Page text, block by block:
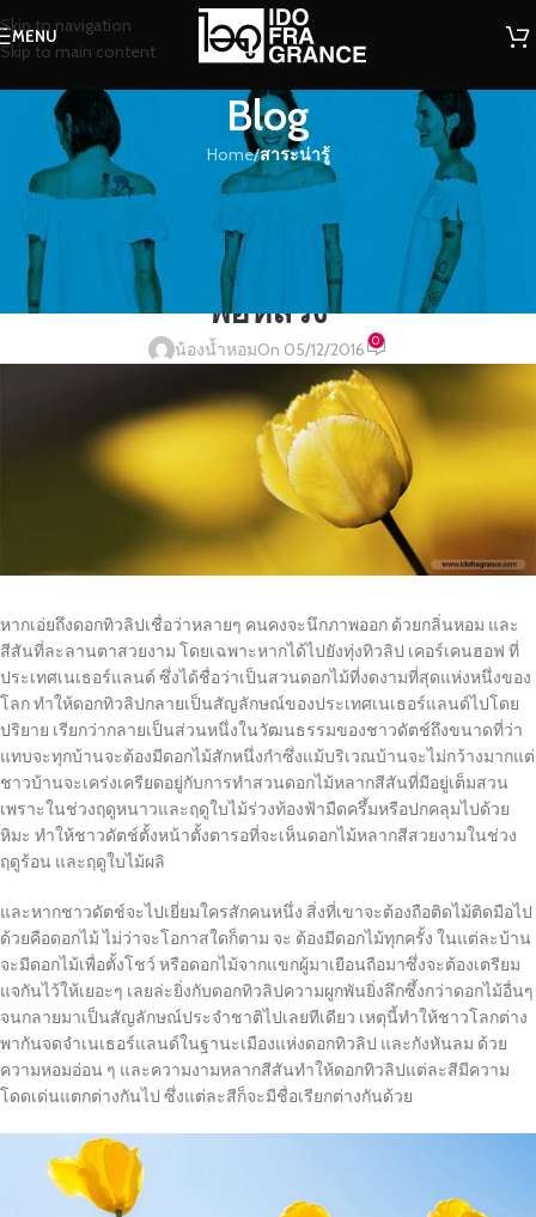
Skip to navigation
Skip to main content
MENU
Blog
Home/สาระน่ารู้
สาระน่ารู้
หอมดอกทิวลิป สายพันธุ์ใหม่ “คิง
ภูมิพล” ที่ได้รับพระราชทานชื่อจาก
“พ่อหลวง”
น้องน้ำหอมOn 05/12/2016 0
หากเอ่ยถึงดอกทิวลิปเชื่อว่าหลายๆ คนคงจะนึกภาพออก ด้วยกลิ่นหอม และ
สีสันที่ละลานตาสวยงาม โดยเฉพาะหากได้ไปยังทุ่งทิวลิป เคอร์เคนฮอฟ ที่
ประเทศเนเธอร์แลนด์ ซึ่งได้ชื่อว่าเป็นสวนดอกไม้ที่งดงามที่สุดแห่งหนึ่งของ
โลก ทำให้ดอกทิวลิปกลายเป็นสัญลักษณ์ของประเทศเนเธอร์แลนด์ไปโดย
ปริยาย เรียกว่ากลายเป็นส่วนหนึ่งในวัฒนธรรมของชาวดัตช์ถึงขนาดที่ว่า
แทบจะทุกบ้านจะต้องมีดอกไม้สักหนึ่งกำซึ่งแม้บริเวณบ้านจะไม่กว้างมากแต่
ชาวบ้านจะเคร่งเครียดอยู่กับการทำสวนดอกไม้หลากสีสันที่มีอยู่เต็มสวน
เพราะในช่วงฤดูหนาวและฤดูใบไม้ร่วงท้องฟ้ามืดครึ้มหรือปกคลุมไปด้วย
หิมะ ทำให้ชาวดัตช์ตั้งหน้าตั้งตารอที่จะเห็นดอกไม้หลากสีสวยงามในช่วง
ฤดูร้อน และฤดูใบไม้ผลิ
และหากชาวดัตช์จะไปเยี่ยมใครสักคนหนึ่ง สิ่งที่เขาจะต้องถือติดไม้ติดมือไป
ด้วยคือดอกไม้ ไม่ว่าจะโอกาสใดก็ตาม จะ ต้องมีดอกไม้ทุกครั้ง ในแต่ละบ้าน
จะมีดอกไม้เพื่อตั้งโชว์ หรือดอกไม้จากแขกผู้มาเยือนถือมาซึ่งจะต้องเตรียม
แจกันไว้ให้เยอะๆ เลยล่ะยิ่งกับดอกทิวลิปความผูกพันยิ่งลึกซึ้งกว่าดอกไม้อื่นๆ
จนกลายมาเป็นสัญลักษณ์ประจำชาติไปเลยทีเดียว เหตุนี้ทำให้ชาวโลกต่าง
พากันจดจำเนเธอร์แลนด์ในฐานะเมืองแห่งดอกทิวลิป และกังหันลม ด้วย
ความหอมอ่อน ๆ และความงามหลากสีสันทำให้ดอกทิวลิปแต่ละสีมีความ
โดดเด่นแตกต่างกันไป ซึ่งแต่ละสีก็จะมีชื่อเรียกต่างกันด้วย